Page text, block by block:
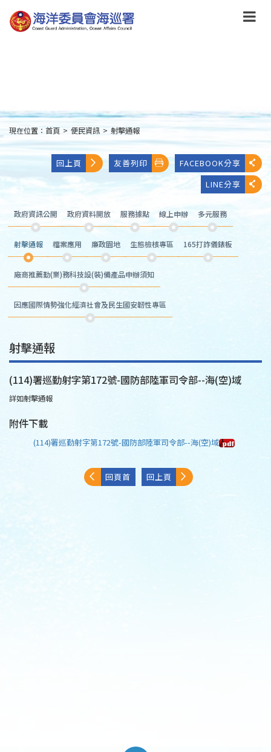
到
主
:::
現在位置： 首頁 > 便民資訊 > 射擊通報
回上頁 友善列印
FACEBOOK分享
LINE分享
政府資訊公開 政府資料開放 服務據點 線上申辦 多元服務
射擊通報 檔案應用 廉政園地 生態檢核專區 165打詐儀錶板
廠商推薦勤(業)務科技設(裝)備產品申辦須知
因應國際情勢強化經濟社會及民生國安韌性專區
射擊通報
(114)署巡勤射字第172號-國防部陸軍司令部--海(空)域
詳如射擊通報
附件下載
(114)署巡勤射字第172號-國防部陸軍司令部--海(空)域
回頁首 回上頁